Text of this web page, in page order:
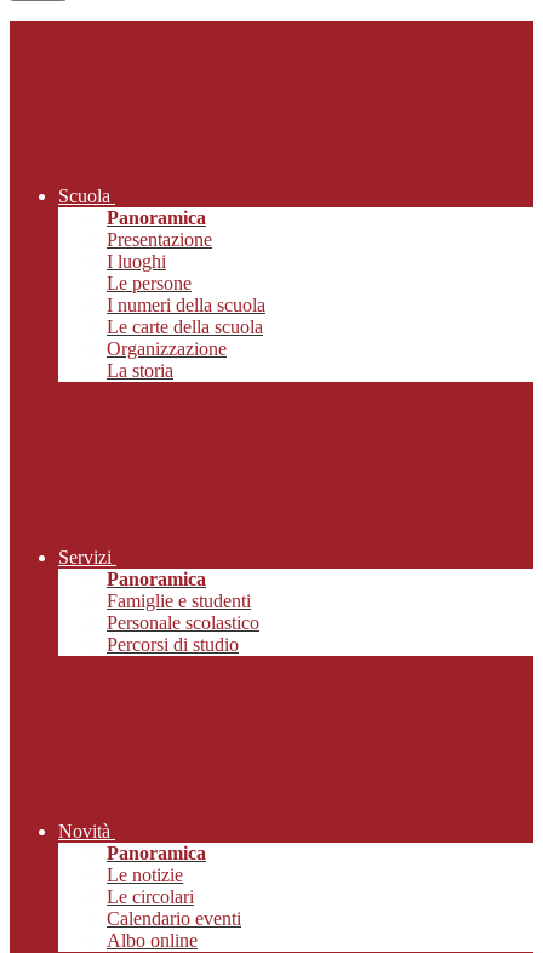
Scuola
Panoramica
Presentazione
I luoghi
Le persone
I numeri della scuola
Le carte della scuola
Organizzazione
La storia
Servizi
Panoramica
Famiglie e studenti
Personale scolastico
Percorsi di studio
Novità
Panoramica
Le notizie
Le circolari
Calendario eventi
Albo online